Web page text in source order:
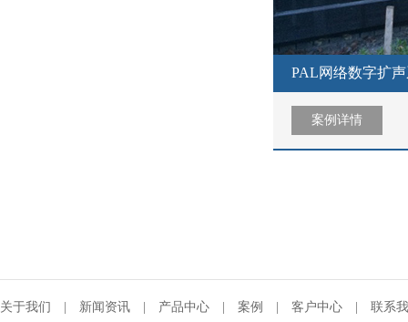
PAL网络数字扩
案例详情
关于我们 新闻资讯 产品中心 案例 客户中心 联系